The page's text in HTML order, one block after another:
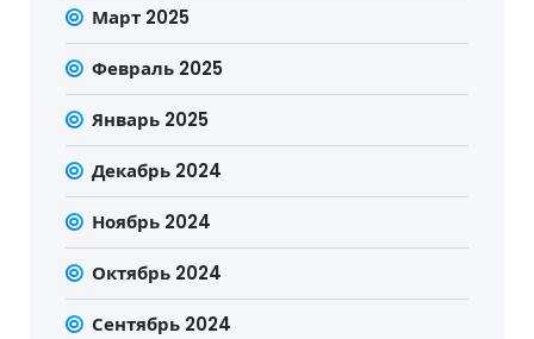
Март 2025
Февраль 2025
Январь 2025
Декабрь 2024
Ноябрь 2024
Октябрь 2024
Сентябрь 2024